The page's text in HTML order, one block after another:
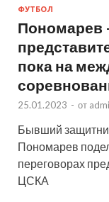
ФУТБОЛ
Пономарев
пока на
25.01.2023 - от
Бывший
Пономарев
переговорах
ЦСКА